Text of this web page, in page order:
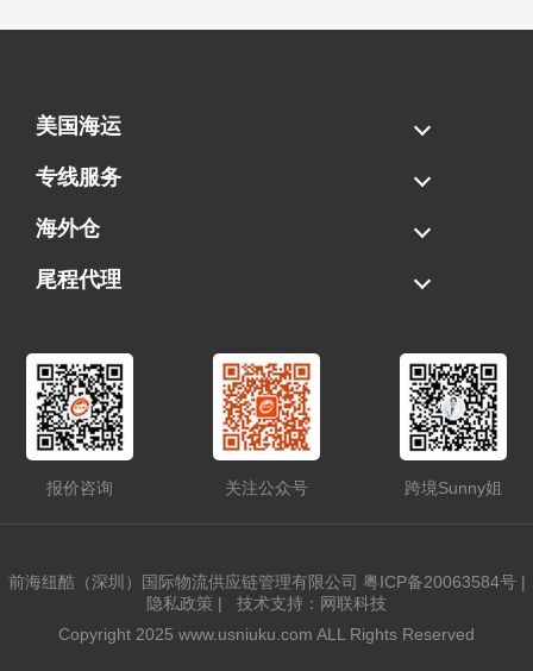
美国海运
海运拼柜
海运整柜
美国海卡
加拿大海运
专线服务
FBA专线直送
超大件专线
AWD专线
电池专线
海外仓
一件代发
FBA中转
贴标换标
拆柜/存储
尾程代理
报价咨询 关注公众号 跨境Sunny姐
前海纽酷（深圳）国际物流供应链管理有限公司 粤ICP备20063584号|
隐私政策 |
技术支持：网联科技
Copyright 2025 www.usniuku.com ALL Rights Reserved